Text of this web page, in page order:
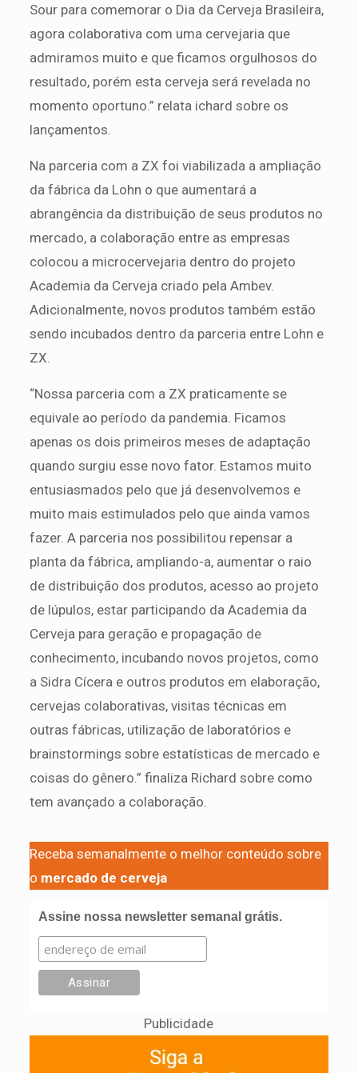
Sour para comemorar o Dia da Cerveja Brasileira,
agora colaborativa com uma cervejaria que
admiramos muito e que ficamos orgulhosos do
resultado, porém esta cerveja será revelada no
momento oportuno.” relata ichard sobre os
lançamentos.
Na parceria com a ZX foi viabilizada a ampliação
da fábrica da Lohn o que aumentará a
abrangência da distribuição de seus produtos no
mercado, a colaboração entre as empresas
colocou a microcervejaria dentro do projeto
Academia da Cerveja criado pela Ambev.
Adicionalmente, novos produtos também estão
sendo incubados dentro da parceria entre Lohn e
ZX.
“Nossa parceria com a ZX praticamente se
equivale ao período da pandemia. Ficamos
apenas os dois primeiros meses de adaptação
quando surgiu esse novo fator. Estamos muito
entusiasmados pelo que já desenvolvemos e
muito mais estimulados pelo que ainda vamos
fazer. A parceria nos possibilitou repensar a
planta da fábrica, ampliando-a, aumentar o raio
de distribuição dos produtos, acesso ao projeto
de lúpulos, estar participando da Academia da
Cerveja para geração e propagação de
conhecimento, incubando novos projetos, como
a Sidra Cícera e outros produtos em elaboração,
cervejas colaborativas, visitas técnicas em
outras fábricas, utilização de laboratórios e
brainstormings sobre estatísticas de mercado e
coisas do gênero.” finaliza Richard sobre como
tem avançado a colaboração.
Receba semanalmente o melhor conteúdo sobre
o mercado de cerveja
Assine nossa newsletter semanal grátis.
Publicidade